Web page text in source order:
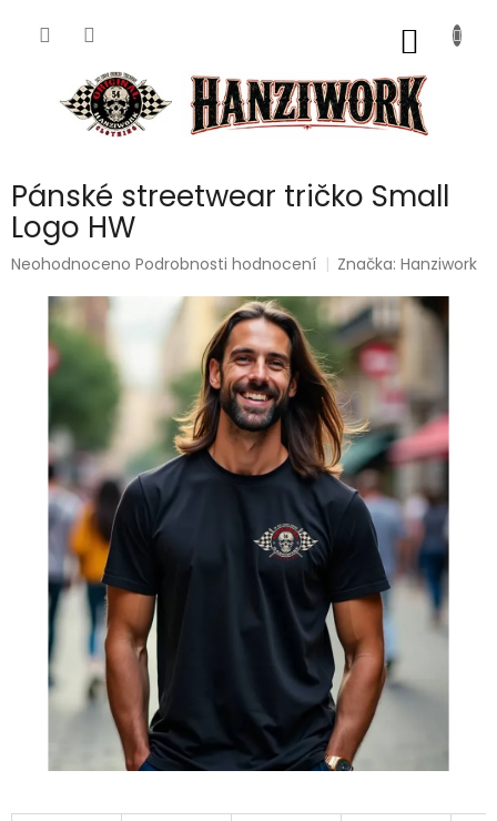
Pánské streetwear tričko Small
Logo HW
Průměrné
produktu
Neohodnoceno Podrobnosti hodnocení Značka:Hanziwork